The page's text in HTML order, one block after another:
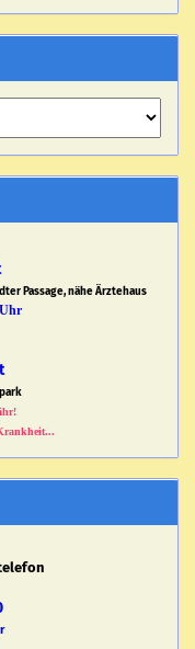
Passage, nähe Ärztehaus